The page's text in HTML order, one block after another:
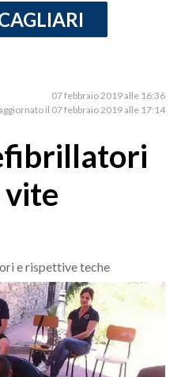
07 febbraio 2019 alle 16:36
il 07 febbraio 2019 alle 17:14
vite
e rispettive teche